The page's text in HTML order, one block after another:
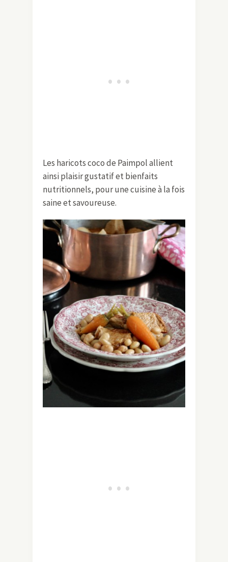
Les haricots coco de Paimpol allient
ainsi plaisir gustatif et bienfaits
nutritionnels, pour une cuisine à la fois
saine et savoureuse.